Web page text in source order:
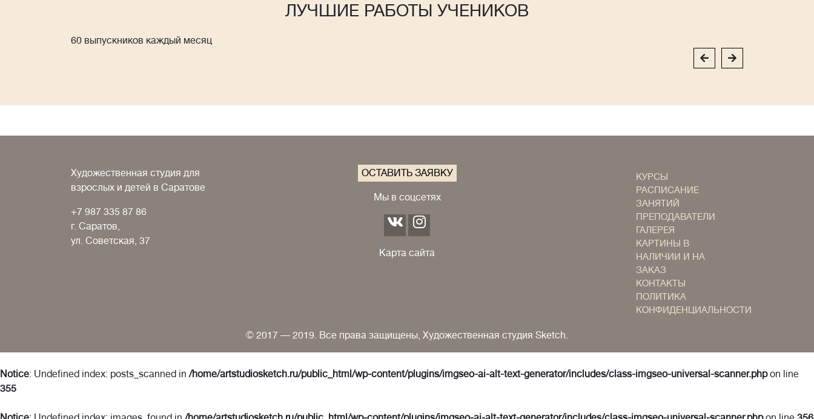
ЛУЧШИЕ РАБОТЫ УЧЕНИКОВ
60 выпускников каждый месяц
Художественная студия для
взрослых и детей в Саратове
+7 987 335 87 86
г. Саратов,
ул. Советская, 37
ОСТАВИТЬ ЗАЯВКУ
Мы в соцсетях
Карта сайта
КУРСЫ
РАСПИСАНИЕ
ЗАНЯТИЙ
ПРЕПОДАВАТЕЛИ
ГАЛЕРЕЯ
КАРТИНЫ В
НАЛИЧИИ И НА
ЗАКАЗ
КОНТАКТЫ
ПОЛИТИКА
КОНФИДЕНЦИАЛЬНОСТИ
© 2017 — 2019. Все права защищены, Художественная студия Sketch.
Notice: Undefined index: posts_scanned in /home/artstudiosketch.ru/public_html/wp-content/plugins/imgseo-ai-alt-text-generator/includes/class-imgseo-universal-scanner.phpon line
355